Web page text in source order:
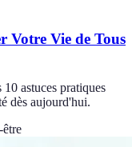
Votre Vie de Tous
astuces pratiques
dès aujourd'hui.